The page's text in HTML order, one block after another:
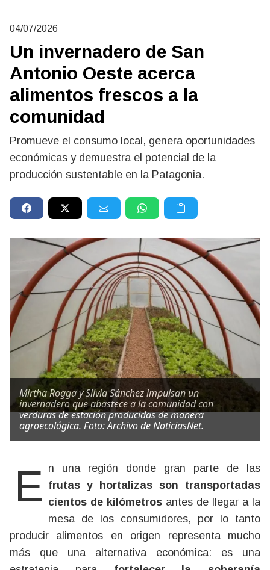
04/07/2026
Un invernadero de San
Antonio Oeste acerca
alimentos frescos a la
comunidad
Promueve el consumo local, genera oportunidades
económicas y demuestra el potencial de la
producción sustentable en la Patagonia.
Mirtha Rogga y Silvia Sánchez impulsan un
invernadero que abastece a la comunidad con
verduras de estación producidas de manera
agroecológica. Foto: Archivo de NoticiasNet.
En una región donde gran parte de las
frutas y hortalizas son transportadas
cientos de kilómetros antes de llegar a la
mesa de los consumidores, por lo tanto
producir alimentos en origen representa mucho
más que una alternativa económica: es una